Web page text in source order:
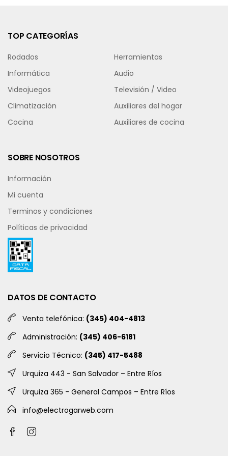
TOP CATEGORÍAS
Rodados
Herramientas
Informática
Audio
Videojuegos
Televisión / Video
Climatización
Auxiliares del hogar
Cocina
Auxiliares de cocina
SOBRE NOSOTROS
Información
Mi cuenta
Terminos y condiciones
Políticas de privacidad
DATOS DE CONTACTO
Venta telefónica: (345) 404-4813
Administración: (345) 406-6181
Servicio Técnico: (345) 417-5488
Urquiza 443 - San Salvador – Entre Ríos
Urquiza 365 - General Campos – Entre Ríos
info@electrogarweb.com